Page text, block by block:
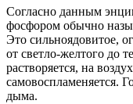
Согласно данным
фосфором обычно
Это сильноядовитое,
от светло-желтого до
растворяется, на
самовоспламеняется.
дыма.